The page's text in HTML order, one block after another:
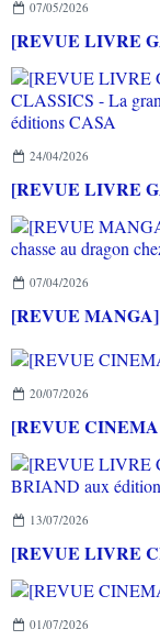
07/05/2026
24/04/2026
07/04/2026
20/07/2026
[REVUE
13/07/2026
01/07/2026